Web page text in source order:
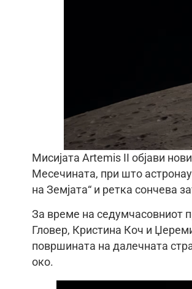
Мисијата Artemis II објави
Месечината, при што
на Земјата“ и ретка сончева
За време на седумчасовниот
Гловер, Кристина Коч и
површината на далечната
око.